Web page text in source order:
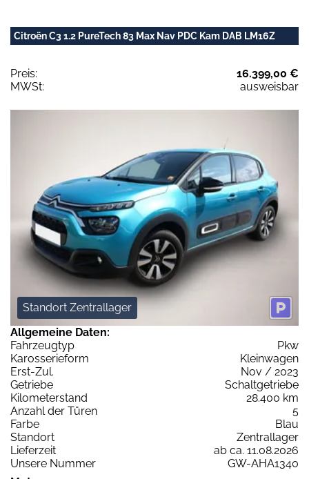
Citroën C3 1.2 PureTech 83 Max Nav PDC Kam DAB LM16Z
Preis:
16.399,00 €
MWSt:
ausweisbar
Standort Zentrallager
Allgemeine Daten:
Fahrzeugtyp
Pkw
Karosserieform
Kleinwagen
Erst-Zul.
Nov / 2023
Getriebe
Schaltgetriebe
Kilometerstand
28.400 km
Anzahl der Türen
5
Farbe
Blau
Standort
Zentrallager
Lieferzeit
ab ca. 11.08.2026
Unsere Nummer
GW-AHA1340